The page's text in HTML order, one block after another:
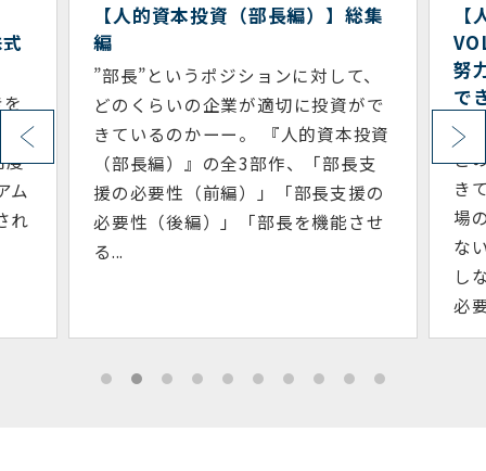
ネ
度
ム
れ
【人的資本投資（部長編）】総集
編
”部長”というポジションに対して、
どのくらいの企業が適切に投資がで
きているのかーー。 『人的資本投資
（部長編）』の全3部作、「部長支
援の必要性（前編）」「部長支援の
必要性（後編）」「部長を機能させ
る...
努
で
”部
ど
き
場
な
し
必